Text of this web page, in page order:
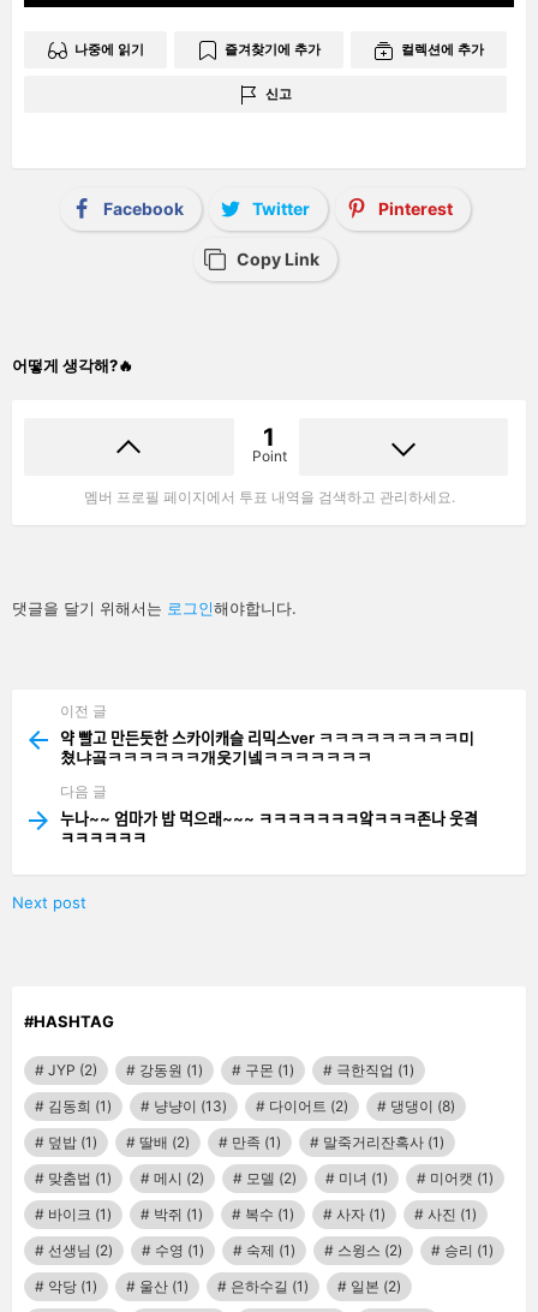
나중에 읽기 즐겨찾기에 추가 컬렉션에 추가
신고
Facebook Twitter Pinterest
Copy Link
어떻게 생각해?🔥
1
Point
멤버 프로필 페이지에서 투표 내역을 검색하고 관리하세요.
답
글
댓글을 달기 위해서는 로그인해야합니다.
more
이전 글
약 빨고 만든듯한 스카이캐슬 리믹스ver ㅋㅋㅋㅋㅋㅋㅋㅋㅋ미
쳤냐곸ㅋㅋㅋㅋㅋㅋ개웃기넼ㅋㅋㅋㅋㅋㅋㅋ
다음 글
누나~~ 엄마가 밥 먹으래~~~ ㅋㅋㅋㅋㅋㅋㅋ앜ㅋㅋㅋ존나 웃곀
ㅋㅋㅋㅋㅋㅋ
Next post
#HASHTAG
JYP (2) 강동원 (1) 구몬 (1) 극한직업 (1)
김동희 (1) 냥냥이 (13) 다이어트 (2) 댕댕이 (8)
덮밥 (1) 딸배 (2) 만족 (1) 말죽거리잔혹사 (1)
맞춤법 (1) 메시 (2) 모델 (2) 미녀 (1) 미어캣 (1)
바이크 (1) 박쥐 (1) 복수 (1) 사자 (1) 사진 (1)
선생님 (2) 수영 (1) 숙제 (1) 스윙스 (2) 승리 (1)
악당 (1) 울산 (1) 은하수길 (1) 일본 (2)